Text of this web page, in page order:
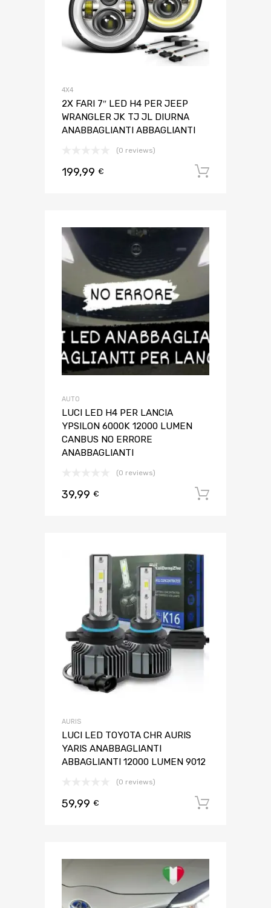
4X4
2X FARI 7″ LED H4 PER JEEP
WRANGLER JK TJ JL DIURNA
ANABBAGLIANTI ABBAGLIANTI
(0 reviews)
199,99 €
AUTO
LUCI LED H4 PER LANCIA
YPSILON 6000K 12000 LUMEN
CANBUS NO ERRORE
ANABBAGLIANTI
(0 reviews)
39,99 €
AURIS
LUCI LED TOYOTA CHR AURIS
YARIS ANABBAGLIANTI
ABBAGLIANTI 12000 LUMEN 9012
(0 reviews)
59,99 €